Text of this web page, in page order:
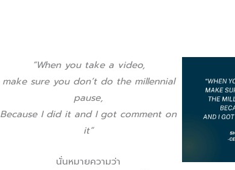
“When you take a video,
make sure you don’t do the millennial
pause,
Because I did it and I got comment on
it”
นั่นหมายความว่า